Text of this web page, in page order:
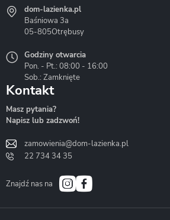
Hydrostop
Liveno
Bath&Spa
dom-lazienka.pl
Baśniowa 3a
05-805Otrębusy
Godziny otwarcia
Pon. - Pt.: 08:00 - 16:00
Sob.: Zamknięte
Kontakt
Masz pytania?
Napisz lub zadzwoń!
zamowienia@dom-lazienka.pl
22 734 34 35
Znajdź nas na